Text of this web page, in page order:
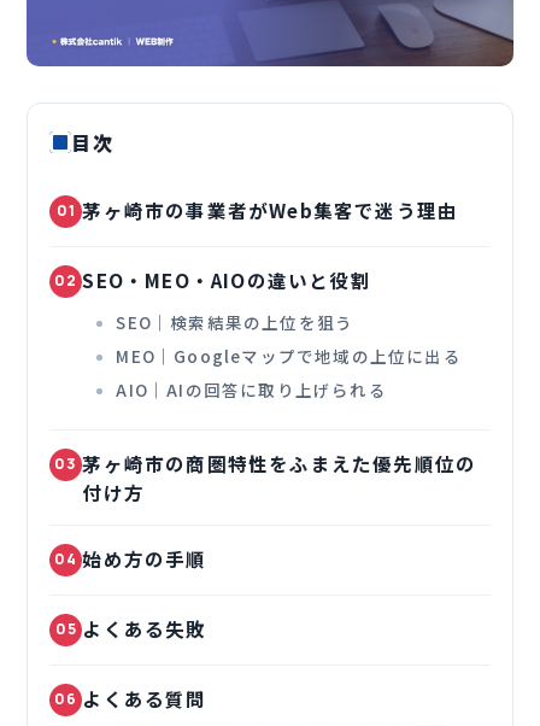
目次
01 茅ヶ崎市の事業者がWeb集客で迷う理由
02 SEO・MEO・AIOの違いと役割
SEO｜検索結果の上位を狙う
MEO｜Googleマップで地域の上位に出る
AIO｜AIの回答に取り上げられる
03 茅ヶ崎市の商圏特性をふまえた優先順位の
付け方
04 始め方の手順
05 よくある失敗
06 よくある質問